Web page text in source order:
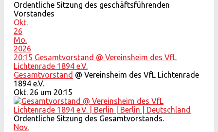
Ordentliche Sitzung des geschäftsführenden
Vorstandes
Okt.
26
Mo.
2026
20:15 Gesamtvorstand @ Vereinsheim des VfL
Lichtenrade 1894 e.V.
Gesamtvorstand @ Vereinsheim des VfL Lichtenrade
1894 e.V.
Okt. 26 um 20:15
Ordentliche Sitzung des Gesamtvorstands.
Nov.